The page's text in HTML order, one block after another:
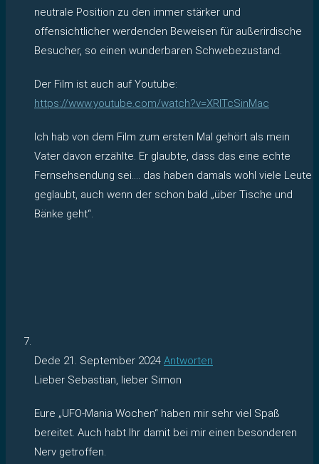
neutrale Position zu den immer stärker und
offensichtlicher werdenden Beweisen für außerirdische
Besucher, so einen wunderbaren Schwebezustand.
Der Film ist auch auf Youtube:
https://www.youtube.com/watch?v=XRITcSinMac
Ich hab von dem Film zum ersten Mal gehört als mein
Vater davon erzählte. Er glaubte, dass das eine echte
Fernsehsendung sei…. das haben damals wohl viele Leute
geglaubt, auch wenn der schon bald „über Tische und
Bänke geht“.
Dede 21. September 2024 Antworten
Lieber Sebastian, lieber Simon
Eure „UFO-Mania Wochen“ haben mir sehr viel Spaß
bereitet. Auch habt Ihr damit bei mir einen besonderen
Nerv getroffen.